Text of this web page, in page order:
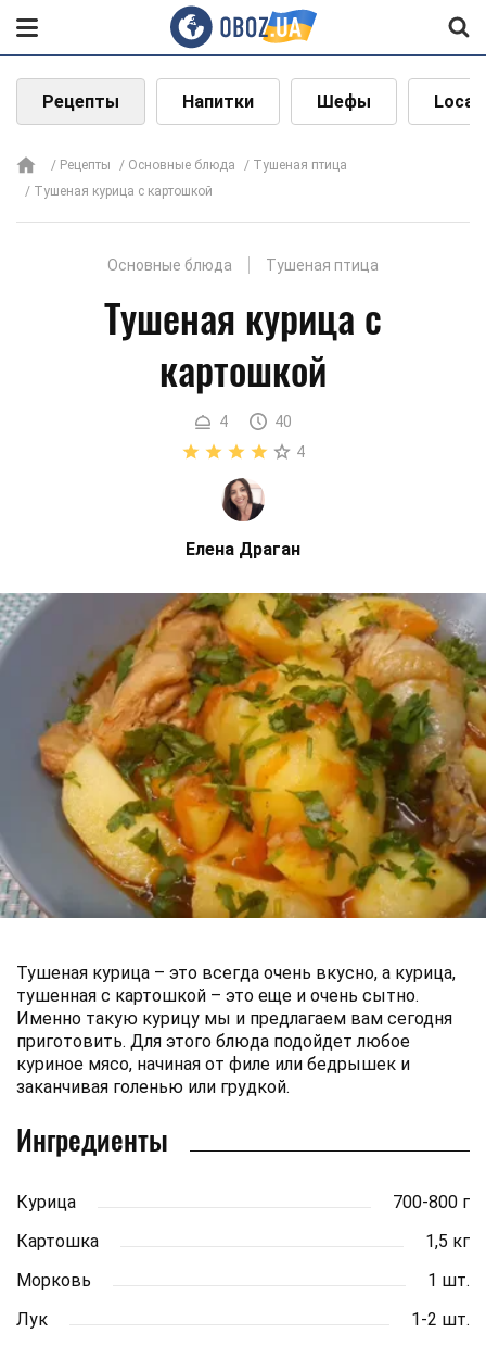
Рецепты Напитки Шефы Local
Рецепты Основные блюда
Тушеная птица
Тушеная курица с картошкой
Основные блюда Тушеная птица
Тушеная курица с
картошкой
4
40
4
Елена Драган
Тушеная курица – это всегда очень вкусно, а курица,
тушенная с картошкой – это еще и очень сытно.
Именно такую курицу мы и предлагаем вам сегодня
приготовить. Для этого блюда подойдет любое
куриное мясо, начиная от филе или бедрышек и
заканчивая голенью или грудкой.
Ингредиенты
Курица
700-800 г
Картошка
1,5 кг
Морковь
1 шт.
Лук
1-2 шт.